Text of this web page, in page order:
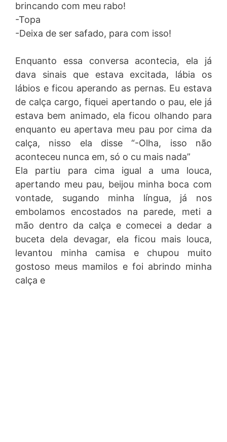
brincando com meu rabo!
-Topa
-Deixa de ser safado, para com isso!
Enquanto essa conversa acontecia, ela já
dava sinais que estava excitada, lábia os
lábios e ficou aperando as pernas. Eu estava
de calça cargo, fiquei apertando o pau, ele já
estava bem animado, ela ficou olhando para
enquanto eu apertava meu pau por cima da
calça, nisso ela disse “-Olha, isso não
aconteceu nunca em, só o cu mais nada”
Ela partiu para cima igual a uma louca,
apertando meu pau, beijou minha boca com
vontade, sugando minha língua, já nos
embolamos encostados na parede, meti a
mão dentro da calça e comecei a dedar a
buceta dela devagar, ela ficou mais louca,
levantou minha camisa e chupou muito
gostoso meus mamilos e foi abrindo minha
calça e